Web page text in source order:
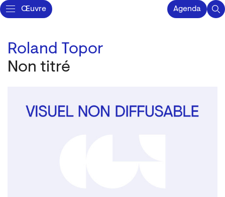
Œuvre Agenda
Roland Topor
Non titré